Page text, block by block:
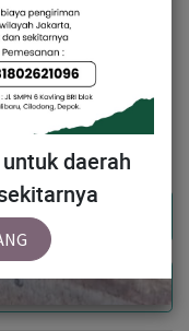
Istimewa
daerah